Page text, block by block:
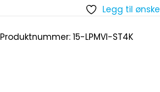
Legg til
Produktnummer: 15-LPMVI-ST4K